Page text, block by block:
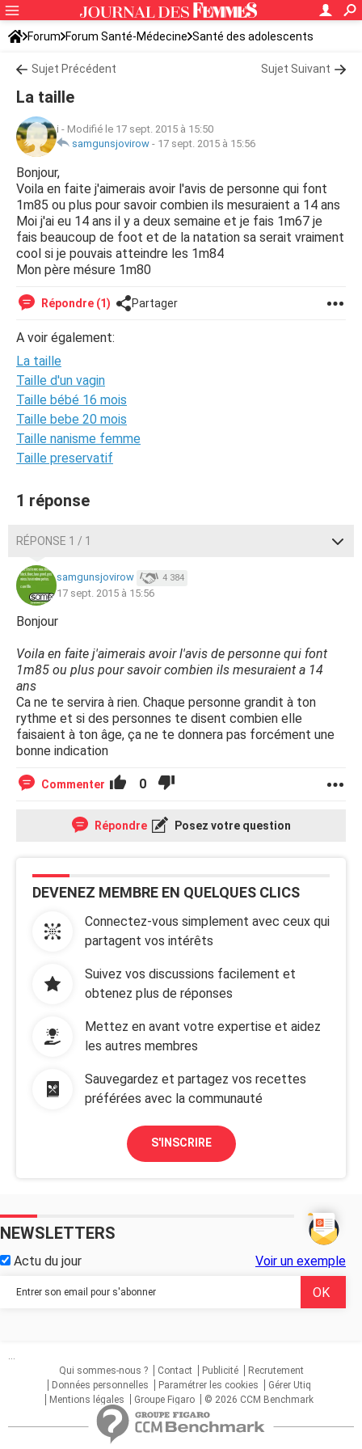
Forum Forum Santé-Médecine Santé des adolescents
Sujet Précédent Sujet Suivant
La taille
i - Modifié le 17 sept. 2015 à 15:50
samgunsjovirow - 17 sept. 2015 à 15:56
Bonjour,
Voila en faite j'aimerais avoir l'avis de personne qui font
1m85 ou plus pour savoir combien ils mesuraient a 14 ans
Moi j'ai eu 14 ans il y a deux semaine et je fais 1m67 je
fais beaucoup de foot et de la natation sa serait vraiment
cool si je pouvais atteindre les 1m84
Mon père mésure 1m80
Répondre (1) Partager
A voir également:
La taille
Taille d'un vagin
Taille bébé 16 mois
Taille bebe 20 mois
Taille nanisme femme
Taille preservatif
1 réponse
RÉPONSE 1 / 1
samgunsjovirow 4 384
17 sept. 2015 à 15:56
Bonjour
Voila en faite j'aimerais avoir l'avis de personne qui font
1m85 ou plus pour savoir combien ils mesuraient a 14
ans
Ca ne te servira à rien. Chaque personne grandit à ton
rythme et si des personnes te disent combien elle
faisaient à ton âge, ça ne te donnera pas forcément une
bonne indication
Commenter 0
Répondre Posez votre question
DEVENEZ MEMBRE EN QUELQUES CLICS
Connectez-vous simplement avec ceux qui
partagent vos intérêts
Suivez vos discussions facilement et
obtenez plus de réponses
Mettez en avant votre expertise et aidez
les autres membres
Sauvegardez et partagez vos recettes
préférées avec la communauté
S'INSCRIRE
NEWSLETTERS
Actu du jour Voir un exemple
...
Qui sommes-nous ?
Contact Publicité
Recrutement
Données personnelles
Paramétrer les cookies
Gérer Utiq
Mentions légales
Groupe Figaro © 2026 CCM Benchmark